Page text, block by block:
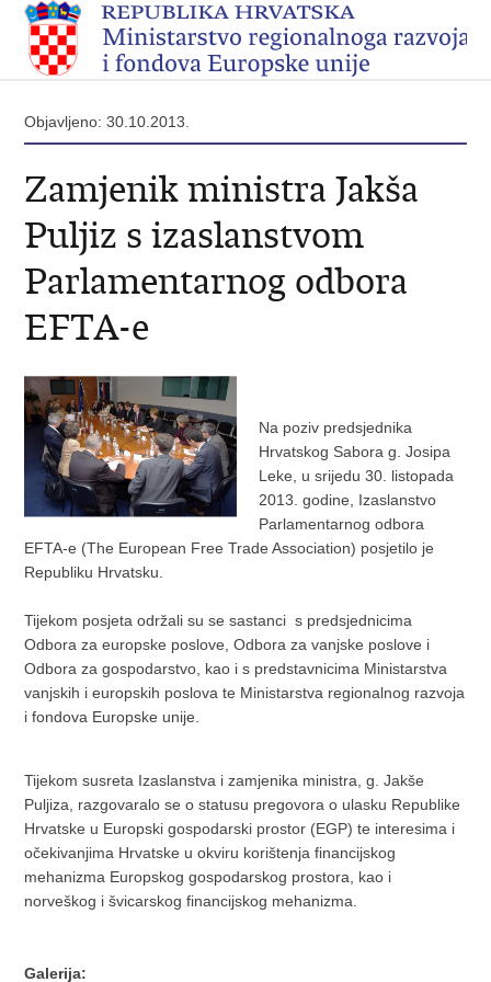
Objavljeno: 30.10.2013.
Zamjenik ministra Jakša
Puljiz s izaslanstvom
Parlamentarnog odbora
EFTA-e
Na poziv predsjednika
Hrvatskog Sabora g. Josipa
Leke, u srijedu 30. listopada
2013. godine, Izaslanstvo
Parlamentarnog odbora
EFTA-e (The European Free Trade Association) posjetilo je
Republiku Hrvatsku.
Tijekom posjeta održali su se sastanci s predsjednicima
Odbora za europske poslove, Odbora za vanjske poslove i
Odbora za gospodarstvo, kao i s predstavnicima Ministarstva
vanjskih i europskih poslova te Ministarstva regionalnog razvoja
i fondova Europske unije.
Tijekom susreta Izaslanstva i zamjenika ministra, g. Jakše
Puljiza, razgovaralo se o statusu pregovora o ulasku Republike
Hrvatske u Europski gospodarski prostor (EGP) te interesima i
očekivanjima Hrvatske u okviru korištenja financijskog
mehanizma Europskog gospodarskog prostora, kao i
norveškog i švicarskog financijskog mehanizma.
Galerija: